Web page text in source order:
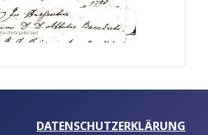
DATENSCHUTZERKLÄRUNG